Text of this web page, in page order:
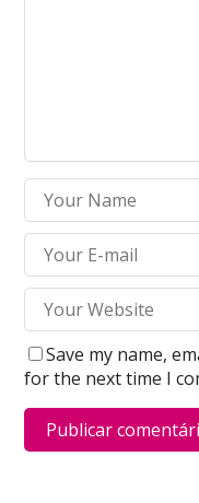
Save my name,
for the next time I